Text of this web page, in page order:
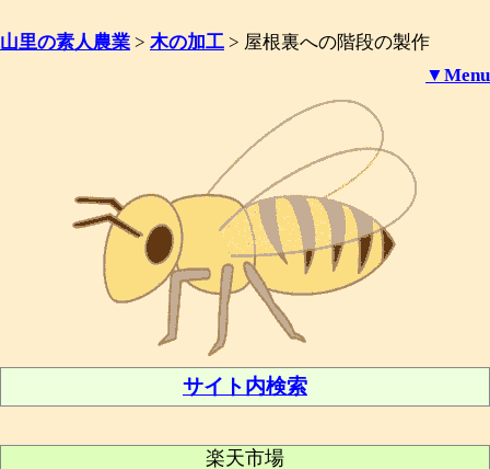
山里の素人農業 > 木の加工 > 屋根裏への階段の製作
▼Menu
サイト内検索
楽天市場